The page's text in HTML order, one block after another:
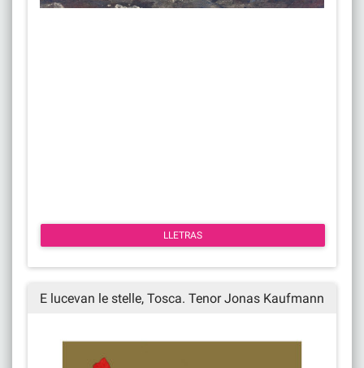
LLETRAS
E lucevan le stelle, Tosca. Tenor Jonas Kaufmann